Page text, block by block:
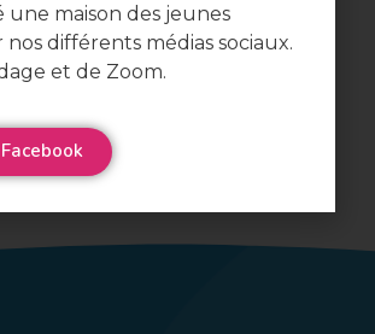
maison des jeunes
différents médias sociaux.
et de Zoom.